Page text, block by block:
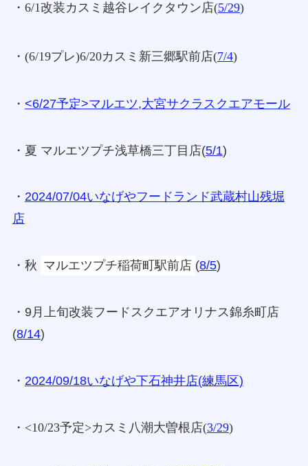
・6/1改装カスミ越谷レイクタウン店(5/29)
・(6/19プレ)6/20カスミ新三郷駅前店(7/4)
・ <6/27予定>マルエツ,大宮サクラスクエアモール
・夏 マルエツプチ浅草橋三丁目店(5/1)
・ 2024/07/04いなげやフードランド武蔵村山残堀
店
・秋 マルエツプチ稲荷町駅前店 (8/5)
・9月上旬改装フードスクエアオリナス錦糸町店
(8/14)
・ 2024/09/18いなげや下石神井店(練馬区)
・<10/23予定>カスミ八潮大曽根店(3/29)